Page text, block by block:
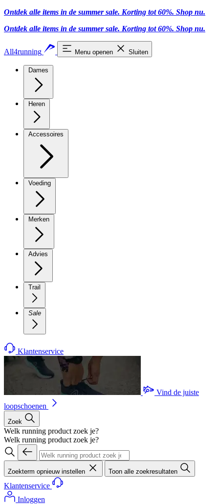
Ontdek alle items in de summer sale. Korting tot 60%. Shop nu.
Ontdek alle items in de summer sale. Korting tot 60%. Shop nu.
All4running Menu openen Sluiten
Dames
Heren
Accessoires
Voeding
Merken
Advies
Trail
Sale
Klantenservice
Vind de juiste
loopschoenen
Zoek
Welk running product zoek je?
Welk running product zoek je?
Zoekterm opnieuw instellen Toon alle zoekresultaten
Klantenservice
Inloggen